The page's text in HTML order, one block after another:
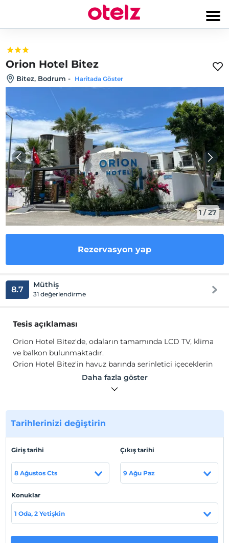
Orion Hotel Bitez
Bitez, Bodrum - Haritada Göster
1/27
Rezervasyon yap
8.7 Müthiş
31 değerlendirme
Tesis açıklaması
Orion Hotel Bitez'de, odaların tamamında LCD TV, klima
ve balkon bulunmaktadır.
Orion Hotel Bitez'in havuz barında serinletici içeceklerin
tadını çıkarmak için idealdir. Otele birkaç dakikalık
yürüme mesafesinde yerel mağazalar ve kafeler yer
etrafında yürüyüş yapabilirler.
Tesis lokasyon bilgileri
güvenilir, sessiz ve sakin bir ortama sahiptir. Bitez
Plajı'na 2 dk. yürüyüş mesafesinde olup Bodrum
Merkez'e 7 km uzaklıkta, Gümbet Barlar Sokağı 2 km,
havaalanına 45 dakika uzaklıktadır.
Sahil
Kum sahil ve sığ denizi mevcuttur.
Daha fazla göster
Tarihlerinizi değiştirin
Giriş tarihi
8 Ağustos Cts
Çıkış tarihi
9 Ağu Paz
Konuklar
1 Oda, 2 Yetişkin